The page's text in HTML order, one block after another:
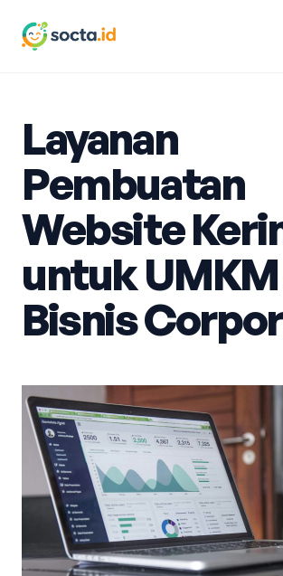
Bahasa Indonesia English
Layanan
Pembuatan
Website
untuk
Bisnis